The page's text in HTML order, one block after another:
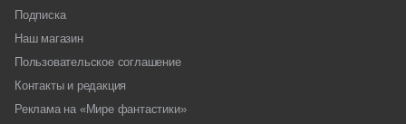
Подписка
Наш магазин
Пользовательское соглашение
Контакты и редакция
Реклама на «Мире фантастики»